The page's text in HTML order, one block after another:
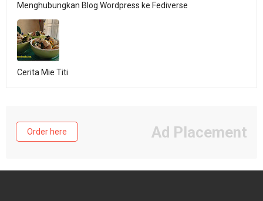
Menghubungkan Blog Wordpress ke Fediverse
Cerita Mie Titi
Order here Ad Placement